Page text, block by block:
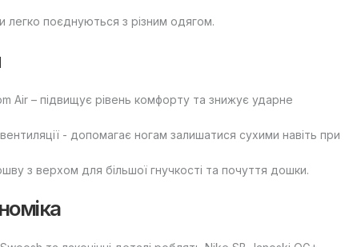
легко поєднуються з різним одягом.
Air – підвищує рівень комфорту та знижує ударне
- допомагає ногам залишатися сухими навіть при
з верхом для більшої гнучкості та почуття дошки.